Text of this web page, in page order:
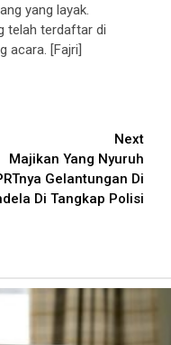
yang layak.
telah terdaftar di
acara. [Fajri]
Next
Majikan Yang Nyuruh
Gelantungan Di
Di Tangkap Polisi